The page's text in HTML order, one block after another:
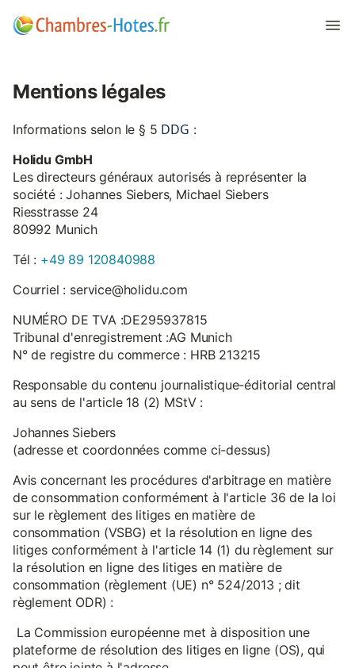
Mentions légales
Informations selon le § 5 DDG :
Holidu GmbH
Les directeurs généraux autorisés à représenter la
société : Johannes Siebers, Michael Siebers
Riesstrasse 24
80992 Munich
Tél : +49 89 120840988
Courriel : service@holidu.com
NUMÉRO DE TVA :DE295937815
Tribunal d'enregistrement :AG Munich
N° de registre du commerce : HRB 213215
Responsable du contenu journalistique-éditorial central
au sens de l'article 18 (2) MStV :
Johannes Siebers
(adresse et coordonnées comme ci-dessus)
Avis concernant les procédures d'arbitrage en matière
de consommation conformément à l'article 36 de la loi
sur le règlement des litiges en matière de
consommation (VSBG) et la résolution en ligne des
litiges conformément à l'article 14 (1) du règlement sur
la résolution en ligne des litiges en matière de
consommation (règlement (UE) n° 524/2013 ; dit
règlement ODR) :
La Commission européenne met à disposition une
plateforme de résolution des litiges en ligne (OS), qui